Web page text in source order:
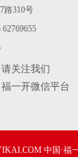
路310号
62769655
请关注我们
福一开微信平台
中国·福